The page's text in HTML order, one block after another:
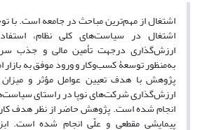
اشتغال از مهم‌ترین مباحث در جامعه است. با
اشتغال در سیاست‌های کلی نظام،
ارزش‌گذاری درجهت تأمین مالی و جذب
به‌منظور توسعۀ کسب‌وکار و ورود موفق به
پژوهش با هدف تعیین عوامل مؤثر و میزان
ارزش‌گذاری شرکت‌های نوپا در راستای
انجام ‌شده است. پژوهش حاضر از نظر هدف
پیمایشی مقطعی و علّی انجام ‌شده است.